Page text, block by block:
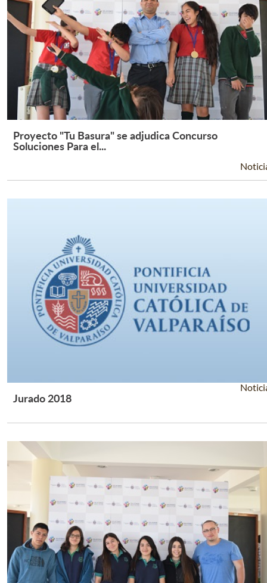
Leer Más +
Proyecto "Tu Basura" se adjudica Concurso
Soluciones Para el...
Jurado 2018